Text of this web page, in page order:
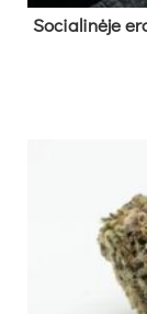
So­cia­li­nė­je